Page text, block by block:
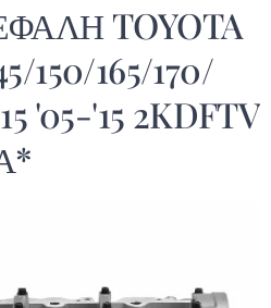
TOYOTA
150/165/170/
'05-'15 2KDFTV